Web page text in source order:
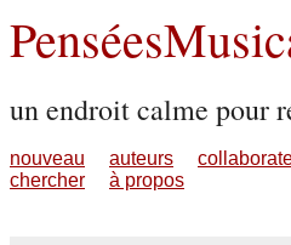
un endroit calme pour
nouveau auteurs
chercher
à propos